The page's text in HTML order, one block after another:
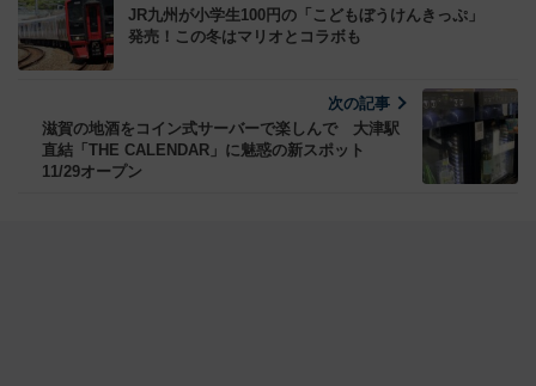
JR九州が小学生100円の「こどもぼうけんきっぷ」
発売！この冬はマリオとコラボも
次の記事
滋賀の地酒をコイン式サーバーで楽しんで 大津駅
直結「THE CALENDAR」に魅惑の新スポット
11/29オープン